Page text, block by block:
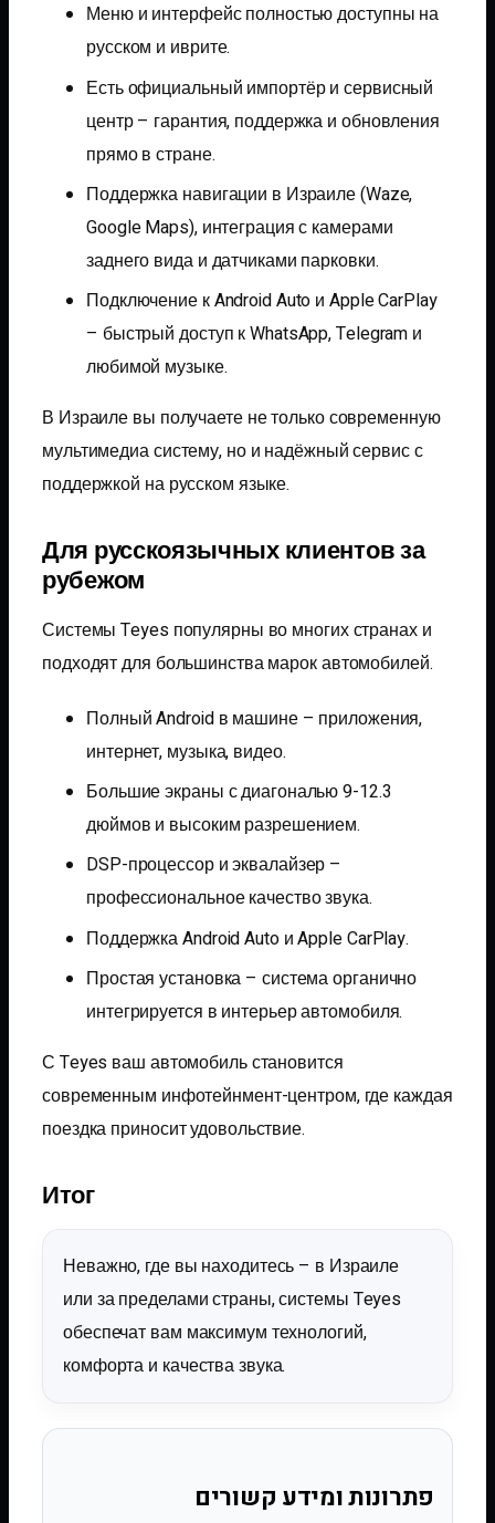
Меню и интерфейс полностью доступны на
русском и иврите.
Есть официальный импортёр и сервисный
центр – гарантия, поддержка и обновления
прямо в стране.
Поддержка навигации в Израиле (Waze,
Google Maps), интеграция с камерами
заднего вида и датчиками парковки.
Подключение к Android Auto и Apple CarPlay
– быстрый доступ к WhatsApp, Telegram и
любимой музыке.
В Израиле вы получаете не только современную
мультимедиа систему, но и надёжный сервис с
поддержкой на русском языке.
Для русскоязычных клиентов за
рубежом
Системы Teyes популярны во многих странах и
подходят для большинства марок автомобилей.
Полный Android в машине – приложения,
интернет, музыка, видео.
Большие экраны с диагональю 9-12.3
дюймов и высоким разрешением.
DSP-процессор и эквалайзер –
профессиональное качество звука.
Поддержка Android Auto и Apple CarPlay.
Простая установка – система органично
интегрируется в интерьер автомобиля.
С Teyes ваш автомобиль становится
современным инфотейнмент-центром, где каждая
поездка приносит удовольствие.
Итог
Неважно, где вы находитесь – в Израиле
или за пределами страны, системы Teyes
обеспечат вам максимум технологий,
комфорта и качества звука.
פתרונות ומידע קשורים